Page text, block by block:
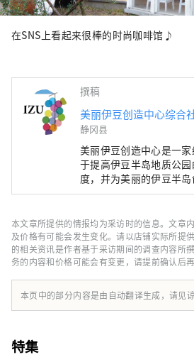
在SNS上看起来很棒的时尚咖啡馆♪
撰稿
美丽伊豆创造中心综合
静冈县
美丽伊豆创造中心是一
于提高伊豆半岛地质公
度，并为美丽的伊豆半
进伊豆半岛的旅游业、
发展提高消费者满意度。
本文章所提供的情报均为采访时的信息。文章
及价格有可能会发生变化。请以店铺实际所提
的相关资讯是作者基于采访期间的调查内容所
务的内容和价格可能会有变更，请提前确认后
本页中的部分内容是由自动翻译生成，请见谅
特集